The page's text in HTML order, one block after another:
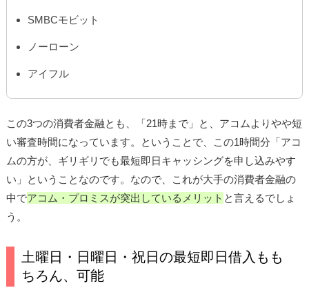
SMBCモビット
ノーローン
アイフル
この3つの消費者金融とも、「21時まで」と、アコムよりやや短
い審査時間になっています。ということで、この1時間分「アコ
ムの方が、ギリギリでも最短即日キャッシングを申し込みやす
い」ということなのです。なので、これが大手の消費者金融の
中でアコム・プロミスが突出しているメリット と言えるでしょ
う。
土曜日・日曜日・祝日の最短即日借入もも
ちろん、可能